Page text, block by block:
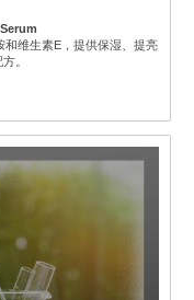
维生素E，提供保湿、提亮
。